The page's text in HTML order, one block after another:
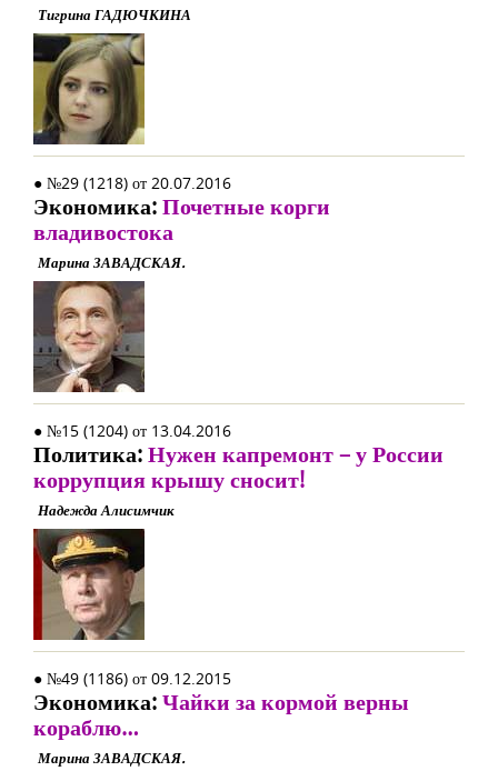
Тигрина ГАДЮЧКИНА
● №29 (1218) от 20.07.2016
Экономика:Почетные корги
владивостока
Марина ЗАВАДСКАЯ.
● №15 (1204) от 13.04.2016
Политика:Нужен капремонт – у России
коррупция крышу сносит!
Надежда Алисимчик
● №49 (1186) от 09.12.2015
Экономика:Чайки за кормой верны
кораблю…
Марина ЗАВАДСКАЯ.